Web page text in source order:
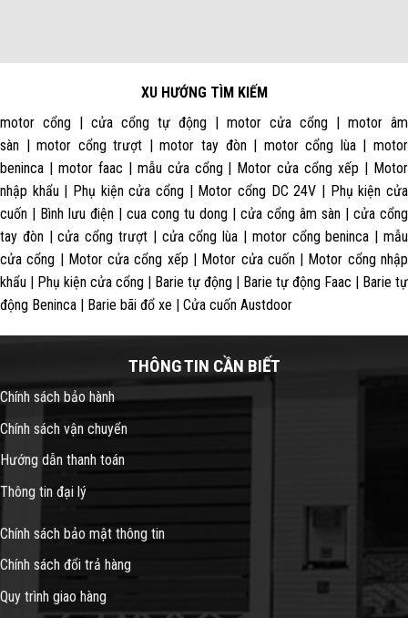
XU HƯỚNG TÌM KIẾM
motor cổng | cửa cổng tự động | motor cửa cổng | motor âm
sàn | motor cổng trượt | motor tay đòn | motor cổng lùa | motor
beninca | motor faac | mẫu cửa cổng | Motor cửa cổng xếp | Motor
nhập khẩu | Phụ kiện cửa cổng | Motor cổng DC 24V | Phụ kiện cửa
cuốn | Bình lưu điện | cua cong tu dong | cửa cổng âm sàn | cửa cổng
tay đòn | cửa cổng trượt | cửa cổng lùa | motor cổng beninca | mẫu
cửa cổng | Motor cửa cổng xếp | Motor cửa cuốn | Motor cổng nhập
khẩu | Phụ kiện cửa cổng | Barie tự động | Barie tự động Faac | Barie tự
động Beninca | Barie bãi đổ xe | Cửa cuốn Austdoor
THÔNG TIN CẦN BIẾT
Chính sách bảo hành
Chính sách vận chuyển
Hướng dẫn thanh toán
Thông tin đại lý
Chính sách bảo mật thông tin
Chính sách đổi trả hàng
Quy trình giao hàng